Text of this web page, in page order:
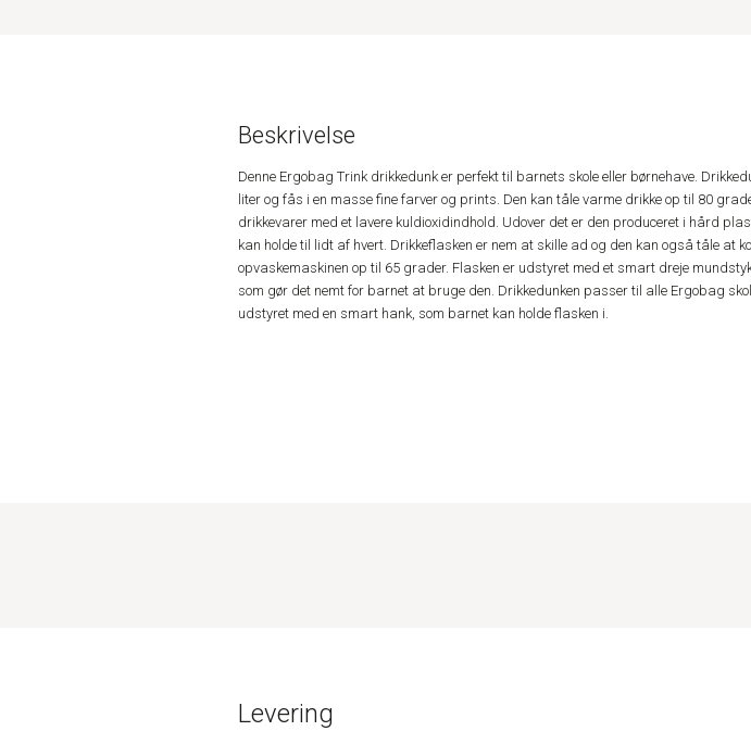
Beskrivelse
Denne Ergobag Trink drikkedunk er perfekt til barnets skole eller børnehave.
liter og fås i en masse fine farver og prints. Den kan tåle varme drikke op til 80
drikkevarer med et lavere kuldioxidindhold. Udover det er den produceret i hård
kan holde til lidt af hvert. Drikkeflasken er nem at skille ad og den kan også tåle at
opvaskemaskinen op til 65 grader. Flasken er udstyret med et smart dreje
som gør det nemt for barnet at bruge den. Drikkedunken passer til alle Ergobag
udstyret med en smart hank, som barnet kan holde flasken i.
Levering